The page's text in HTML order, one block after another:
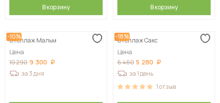
В корзину В корзину
-10%
Стеллаж Мальм
Цена
10 290 9 300
за 3 дня
-18%
Стеллаж Сакс
Цена
6 460 5 280
за 1 день
1отзыв